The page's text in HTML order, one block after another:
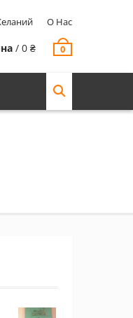
О Нас
/ 0 ₴ 0